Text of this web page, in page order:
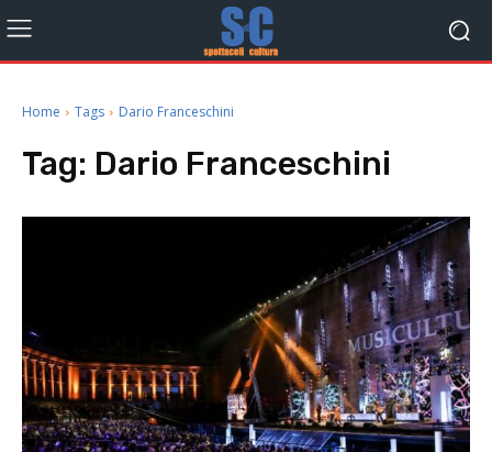
Home Tags Dario Franceschini
Tag: Dario Franceschini